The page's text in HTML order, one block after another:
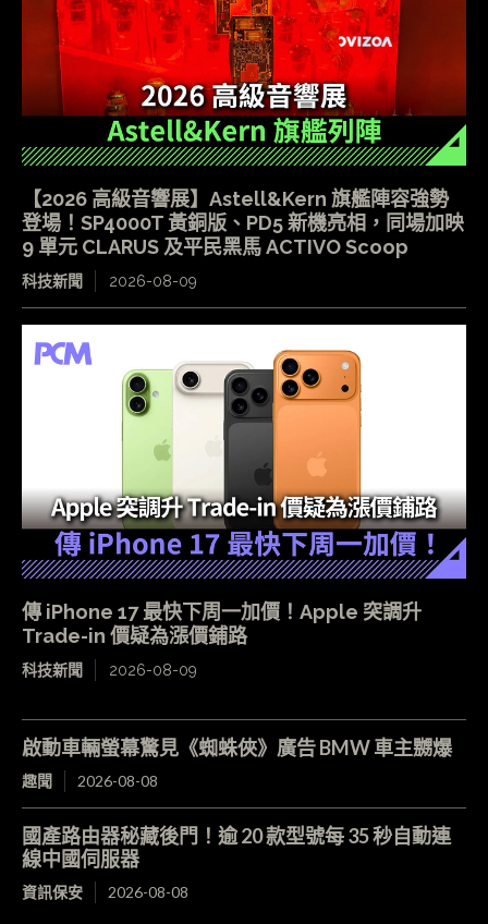
【2026 高級音響展】Astell&Kern 旗艦陣容強勢
登場！SP4000T 黃銅版、PD5 新機亮相，同場加映
9 單元 CLARUS 及平民黑馬 ACTIVO Scoop
科技新聞 2026-08-09
傳 iPhone 17 最快下周一加價！Apple 突調升
Trade-in 價疑為漲價鋪路
科技新聞 2026-08-09
啟動車輛螢幕驚見《蜘蛛俠》廣告 BMW 車主嬲爆
趣聞 2026-08-08
國產路由器秘藏後門！逾 20 款型號每 35 秒自動連
線中國伺服器
資訊保安 2026-08-08